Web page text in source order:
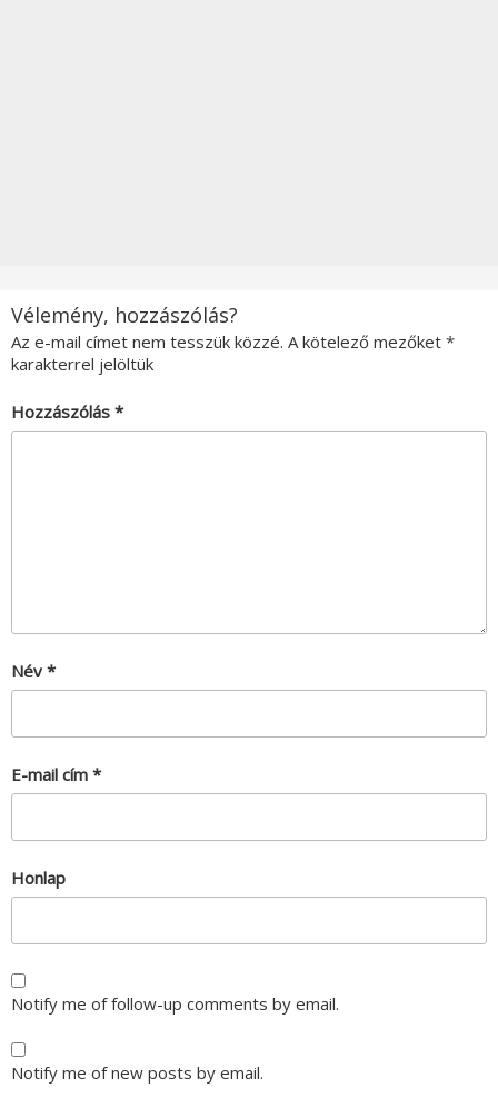
Vélemény, hozzászólás?
Az e-mail címet nem tesszük közzé. A kötelező mezőket *
karakterrel jelöltük
Hozzászólás *
Név *
E-mail cím *
Honlap
Notify me of follow-up comments by email.
Notify me of new posts by email.